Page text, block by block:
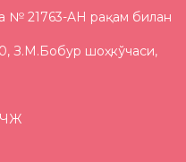
№ 21763-AH рақам билан
З.М.Бобур шоҳкўчаси,